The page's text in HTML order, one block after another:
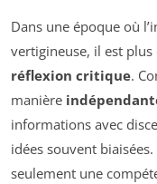
Dans une époque où
vertigineuse, il est plus
réflexion critique.
manière
informations avec
idées souvent biaisées.
seulement une